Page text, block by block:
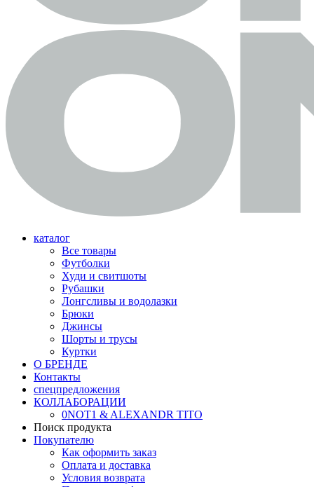
каталог
Все товары
Футболки
Худи и свитшоты
Рубашки
Лонгсливы и водолазки
Брюки
Джинсы
Шорты и трусы
Куртки
О БРЕНДЕ
Контакты
спецпредложения
КОЛЛАБОРАЦИИ
0NOT1 & ALEXANDR TITO
Поиск продукта
Покупателю
Как оформить заказ
Оплата и доставка
Условия возврата